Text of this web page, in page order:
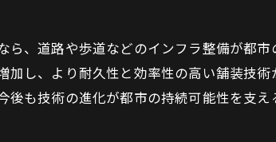
事現場で進む省力化の実践例
パフォーマンス重視の舗装工事策
事の効率化が都市成長を支える
、道路や歩道などのインフラ整備が都
し、より耐久性と効率性の高い舗装技
も技術の進化が都市の持続可能性を支え